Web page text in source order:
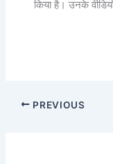
किया है। उनके
PREVIOUS